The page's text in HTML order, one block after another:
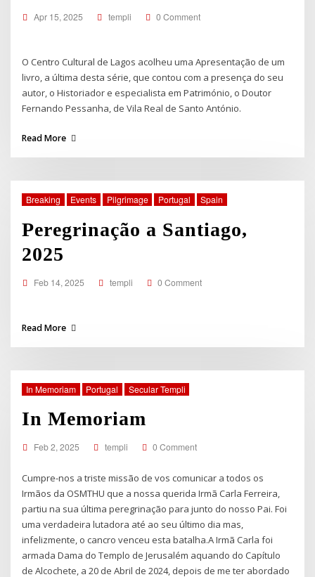
Apr 15, 2025 templi 0 Comment
O Centro Cultural de Lagos acolheu uma Apresentação de um
livro, a última desta série, que contou com a presença do seu
autor, o Historiador e especialista em Património, o Doutor
Fernando Pessanha, de Vila Real de Santo António.
Read More
Breaking Events Pilgrimage Portugal Spain
Peregrinação a Santiago,
2025
Feb 14, 2025 templi 0 Comment
Read More
In Memoriam Portugal Secular Templi
In Memoriam
Feb 2, 2025 templi 0 Comment
Cumpre-nos a triste missão de vos comunicar a todos os
Irmãos da OSMTHU que a nossa querida Irmã Carla Ferreira,
partiu na sua última peregrinação para junto do nosso Pai. Foi
uma verdadeira lutadora até ao seu último dia mas,
infelizmente, o cancro venceu esta batalha.A Irmã Carla foi
armada Dama do Templo de Jerusalém aquando do Capítulo
de Alcochete, a 20 de Abril de 2024, depois de me ter abordado